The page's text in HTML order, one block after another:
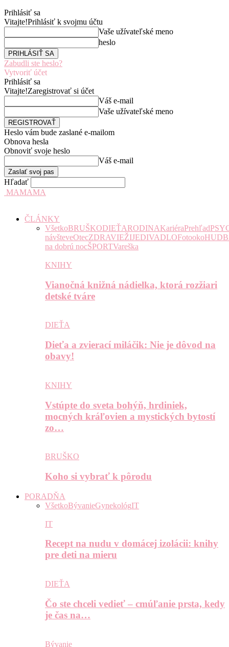
Prihlásiť sa
Vitajte!Prihlásiť k svojmu účtu
Vaše užívateľské meno
heslo
Zabudli ste heslo?
Vytvoriť účet
Prihlásiť sa
Vitajte!Zaregistrovať si účet
Váš e-mail
Vaše užívateľské meno
Heslo vám bude zaslané e-mailom
Obnova hesla
Obnoviť svoje heslo
Váš e-mail
Hľadať
MAMAMA
ČLÁNKY
VšetkoBRUŠKODIEŤARODINAKariéraPrehľad
návšteveOtecZDRAVIEŽIJEDIVADLOFotooko
na dobrú nocŠPORTVareška
KNIHY
Vianočná knižná nádielka, ktorá rozžiari
detské tváre
DIEŤA
Dieťa a zvierací miláčik: Nie je dôvod na
obavy!
KNIHY
Vstúpte do sveta bohýň, hrdiniek,
mocných kráľovien a mystických bytostí
zo…
BRUŠKO
Koho si vybrať k pôrodu
PORADŇA
VšetkoBývanieGynekológIT
IT
Recept na nudu v domácej izolácii: knihy
pre deti na mieru
DIEŤA
Čo ste chceli vedieť – cmúľanie prsta, kedy
je čas na…
Bývanie